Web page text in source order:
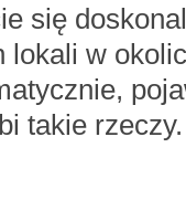
się
lokali w
takie rzeczy.